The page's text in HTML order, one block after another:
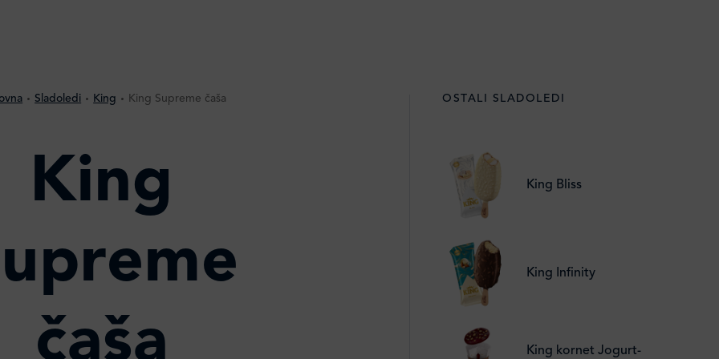
Sladoledi King King Supreme čaša
King
čaša
OSTALI SLADOLEDI
King Bliss
King Infinity
King kornet Jogurt-